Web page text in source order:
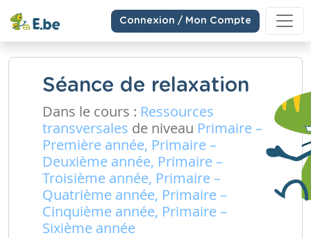
Connexion / Mon Compte
Séance de relaxation
Dans le cours : Ressources
transversales de niveau Primaire –
Première année, Primaire –
Deuxième année, Primaire –
Troisième année, Primaire –
Quatrième année, Primaire –
Cinquième année, Primaire –
Sixième année